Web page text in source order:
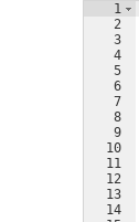
1
2
3
4
5
6
7
8
9
10
11
12
13
14